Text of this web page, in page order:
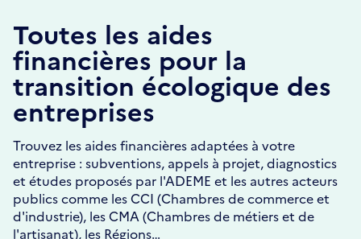
Toutes les aides
financières pour la
transition écologique des
entreprises
Trouvez les aides financières adaptées à votre
entreprise : subventions, appels à projet, diagnostics
et études proposés par l'ADEME et les autres acteurs
publics comme les CCI (Chambres de commerce et
d'industrie), les CMA (Chambres de métiers et de
l'artisanat), les Régions…